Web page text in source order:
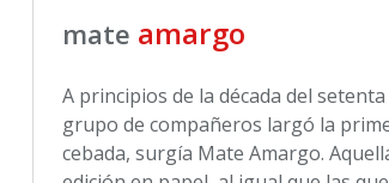
mate amargo
A principios de la década del
grupo de compañeros largó la
cebada, surgía Mate Amargo.